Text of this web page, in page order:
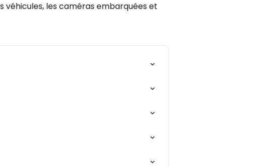
véhicules, les caméras embarquées et